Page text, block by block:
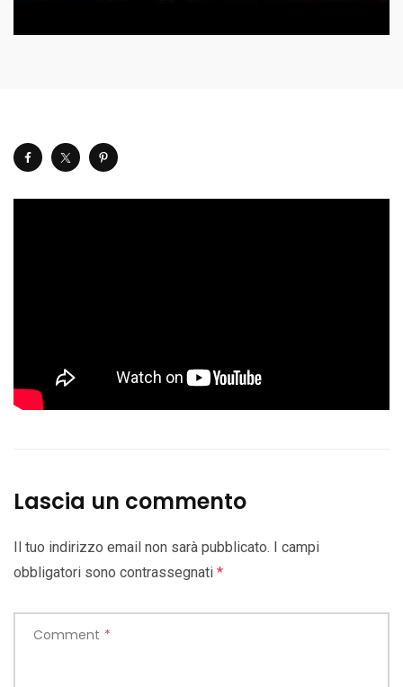
Lascia un commento
Il tuo indirizzo email non sarà pubblicato. I campi
obbligatori sono contrassegnati *
Comment *